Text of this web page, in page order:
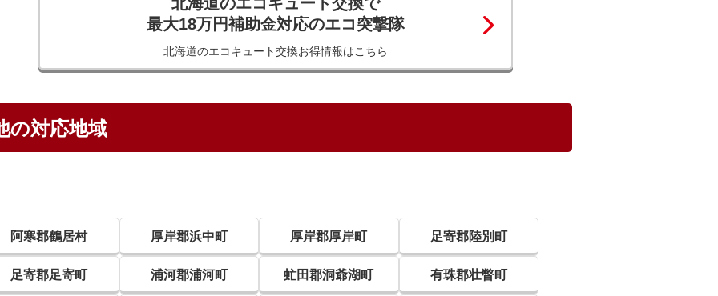
最大18万円補助金対応のエコ突撃隊
北海道のエコキュート交換お得情報はこちら
の対応地域
阿寒郡鶴居村 厚岸郡浜中町 厚岸郡厚岸町 足寄郡陸別町
足寄郡足寄町 浦河郡浦河町 虻田郡洞爺湖町 有珠郡壮瞥町